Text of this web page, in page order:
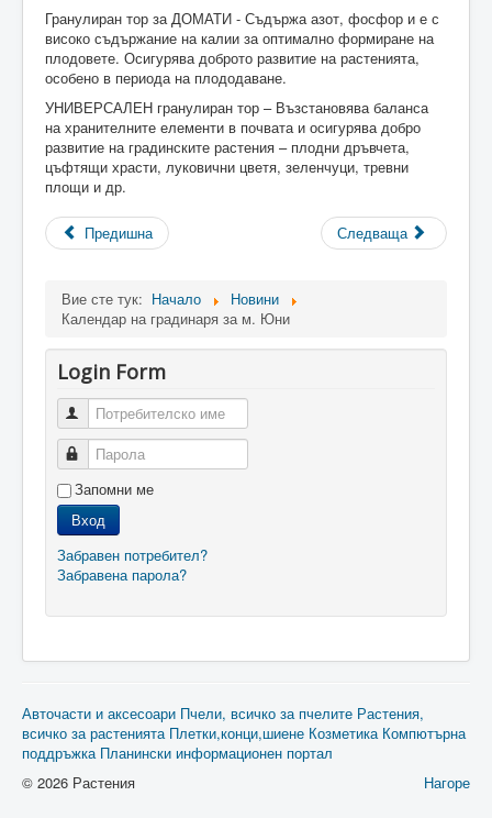
Гранулиран тор за ДОМАТИ - Съдържа азот, фосфор и е с
високо съдържание на калии за оптимално формиране на
плодовете. Осигурява доброто развитие на растенията,
особено в периода на плододаване.
УНИВЕРСАЛЕН гранулиран тор – Възстановява баланса
на хранителните елементи в почвата и осигурява добро
развитие на градинските растения – плодни дръвчета,
цъфтящи храсти, луковични цветя, зеленчуци, тревни
площи и др.
Предишна Следваща
Вие сте тук: Начало
Новини
Календар на градинаря за м. Юни
Login Form
Потребителско име
Парола
Запомни ме
Вход
Забравен потребител?
Забравена парола?
Авточасти и аксесоари Пчели, всичко за пчелите Растения,
всичко за растенията Плетки,конци,шиене Козметика Компютърна
поддръжка Планински информационен портал
Нагоре
© 2026 Растения